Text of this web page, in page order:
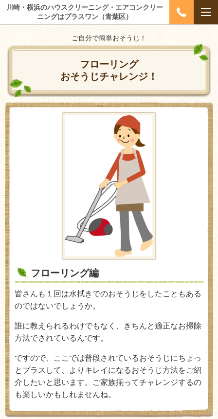
川崎・横浜のハウスクリーニング・エアコンクリー
ニングはプラスワン（青葉区）
ご自分で簡単おそうじ！
フローリング
おそうじチャレンジ！
フローリング編
皆さんも１回は水拭きでのおそうじをしたこともある
のではないでしょうか。
誰に教えられるわけでもなく、きちんと適正なお掃除
方法でされているんです。
ですので、ここでは普段されているおそうじにちょっ
とプラスして、よりキレイになるおそうじ方法をご紹
介したいと思います。ご家族揃ってチャレンジするの
も楽しいかもしれませんね。